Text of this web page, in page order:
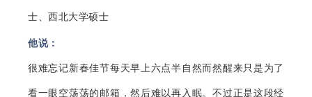
士、西北大学硕士
他说：
很难忘记新春佳节每天早上六点半自然而然醒来只是为了
看一眼空荡荡的邮箱，然后难以再入眠。不过正是这段经